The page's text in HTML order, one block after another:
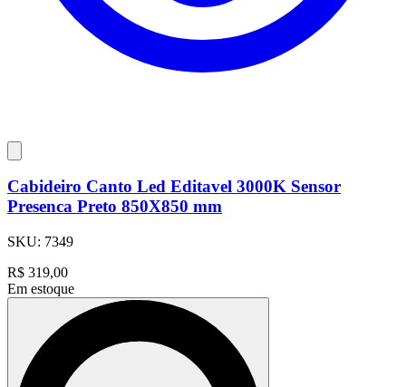
Cabideiro Canto Led Editavel 3000K Sensor
Presenca Preto 850X850 mm
SKU: 7349
R$ 319,00
Em estoque